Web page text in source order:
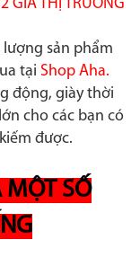
GIÁ THỊ TRƯỜNG
sản phẩm
tại Shop Aha.
động, giày thời
cho các bạn có
kiếm được.
MỘT SỐ